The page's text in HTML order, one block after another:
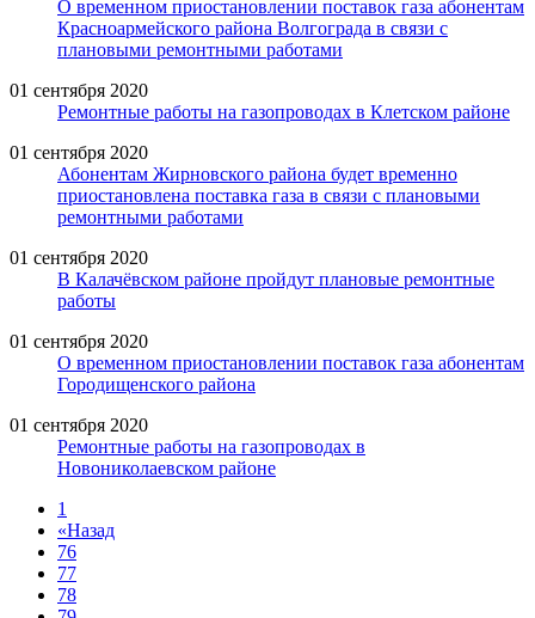
О временном приостановлении поставок газа абонентам
Красноармейского района Волгограда в связи с
плановыми ремонтными работами
01 сентября 2020
Ремонтные работы на газопроводах в Клетском районе
01 сентября 2020
Абонентам Жирновского района будет временно
приостановлена поставка газа в связи с плановыми
ремонтными работами
01 сентября 2020
В Калачёвском районе пройдут плановые ремонтные
работы
01 сентября 2020
О временном приостановлении поставок газа абонентам
Городищенского района
01 сентября 2020
Ремонтные работы на газопроводах в
Новониколаевском районе
1
«Назад
76
77
78